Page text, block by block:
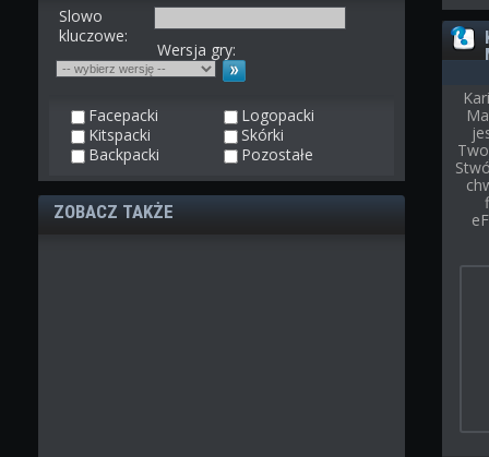
Slowo
kluczowe:
Wersja gry:
Facepacki
Logopacki
Kitspacki
Skórki
Backpacki
Pozostałe
ZOBACZ TAKŻE